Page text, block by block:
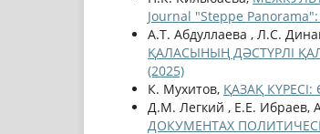
Journal "Steppe
А.Т. Абдуллаева , Л.С.
ҚАЛАСЫНЫҢ ДӘСТҮРЛІ
(2025)
К. Мухитов, ҚАЗАҚ
Д.М. Легкий , Е.Е. Ибраев,
ДОКУМЕНТАХ